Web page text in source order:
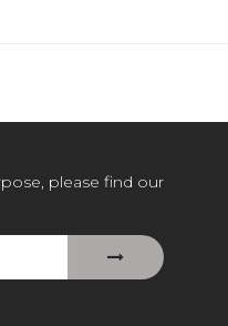
please find our